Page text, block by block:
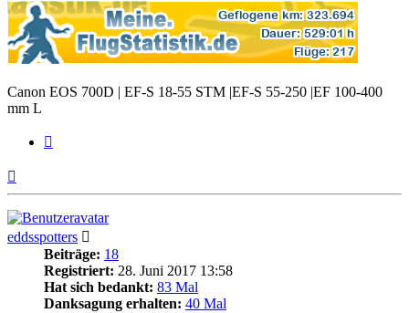
Canon EOS 700D | EF-S 18-55 STM |EF-S 55-250 |EF 100-400
mm L
eddsspotters
Beiträge: 18
Registriert: 28. Juni 2017 13:58
Hat sich bedankt: 83 Mal
Danksagung erhalten: 40 Mal